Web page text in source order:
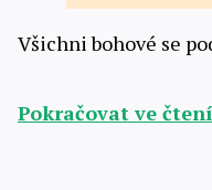
Všichni bohové se
Pokračovat ve